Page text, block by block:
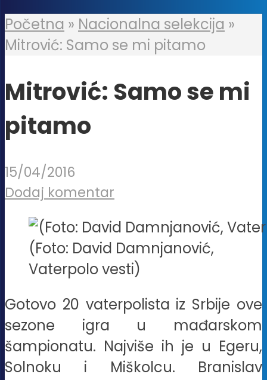
Početna » Nacionalna selekcija »
Mitrović: Samo se mi pitamo
Mitrović: Samo se mi
pitamo
15/04/2016
Dodaj komentar
(Foto: David Damnjanović,
Vaterpolo vesti)
Gotovo 20 vaterpolista iz Srbije ove
sezone igra u mađarskom
šampionatu. Najviše ih je u Egeru,
Solnoku i Miškolcu. Branislav